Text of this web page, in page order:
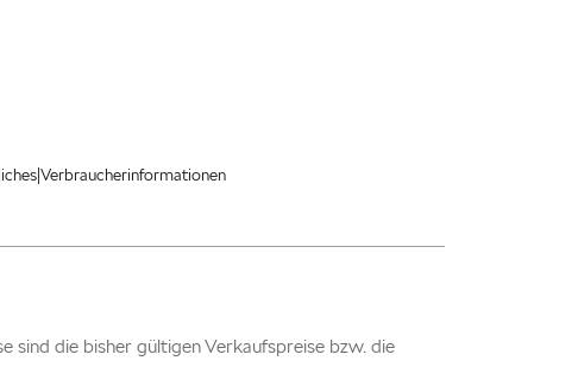
|Verbraucherinformationen
sind die bisher gültigen Verkaufspreise bzw. die